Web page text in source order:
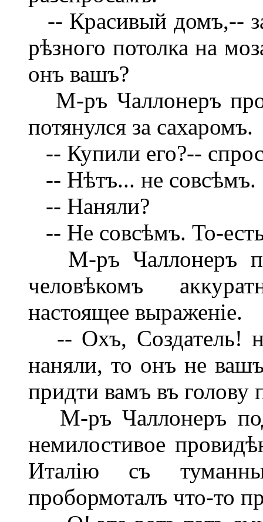
-- Красивый домъ,--
рѣзного потолка на
онъ вашъ?
М-ръ Чаллонеръ
потянулся за сахаромъ.
-- Купили его?--
-- Нѣтъ... не совсѣмъ.
-- Наняли?
-- Не совсѣмъ. То-
М-ръ Чаллонеръ
человѣкомъ
настоящее выраженіе.
-- Охъ, Создатель!
наняли, то онъ не
придти вамъ въ голову
М-ръ Чаллонеръ
немилостивое
Италію съ
пробормоталъ что-то